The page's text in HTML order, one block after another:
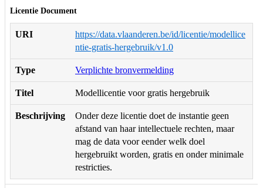
Licentie Document
URI
https://data.vlaanderen.be/id/licentie/modellice
ntie-gratis-hergebruik/v1.0
Type Verplichte bronvermelding
Titel Modellicentie voor gratis hergebruik
Beschrijving
Onder deze licentie doet de instantie geen
afstand van haar intellectuele rechten, maar
mag de data voor eender welk doel
hergebruikt worden, gratis en onder minimale
restricties.